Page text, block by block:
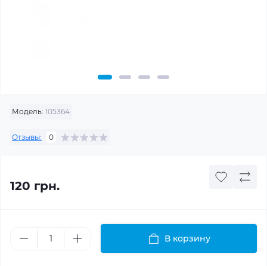
Модель: 105364
Отзывы: 0
120 грн.
В корзину